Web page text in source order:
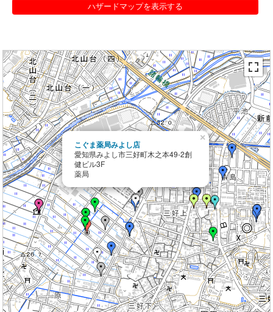
ハザードマップを表示する
こぐま薬局みよし店
愛知県みよし市三好町木之本49-2創
健ビル3F
薬局
×